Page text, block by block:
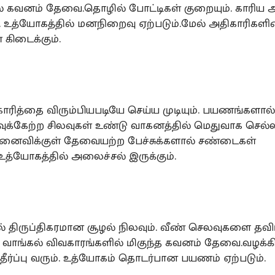
கவனம் தேவை.தொழில் போட்டிகள் குறையும். காரிய
மனநிறைவு ஏற்படும்.மேல்
கிடைக்கும்.
விரும்பியபடியே செய்ய முடியும்.
சிலவுகள் உண்டு வாகனத்தில் மெதுவாக
தேவையற்ற பேச்சுக்களால் சண்டைகள்
அலைச்சல் இருக்கும்.
திருப்திகரமான சூழல் நிலவும். வீண் செலவுகளை
விவகாரங்களில் மிகுந்த கவனம்
வரும். உத்யோகம் தொடர்பான பயணம் ஏற்படும்.